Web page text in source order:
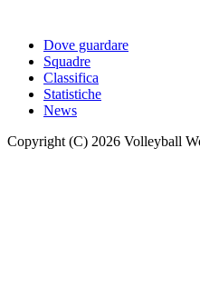
Dove guardare
Squadre
Classifica
Statistiche
News
Copyright (C) 2026 Volleyball